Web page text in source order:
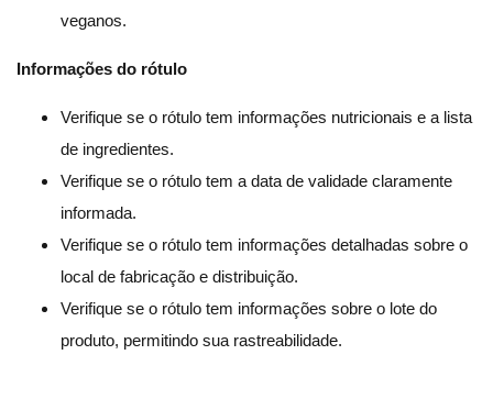
veganos.
Informações do rótulo
Verifique se o rótulo tem informações nutricionais e a lista
de ingredientes.
Verifique se o rótulo tem a data de validade claramente
informada.
Verifique se o rótulo tem informações detalhadas sobre o
local de fabricação e distribuição.
Verifique se o rótulo tem informações sobre o lote do
produto, permitindo sua rastreabilidade.